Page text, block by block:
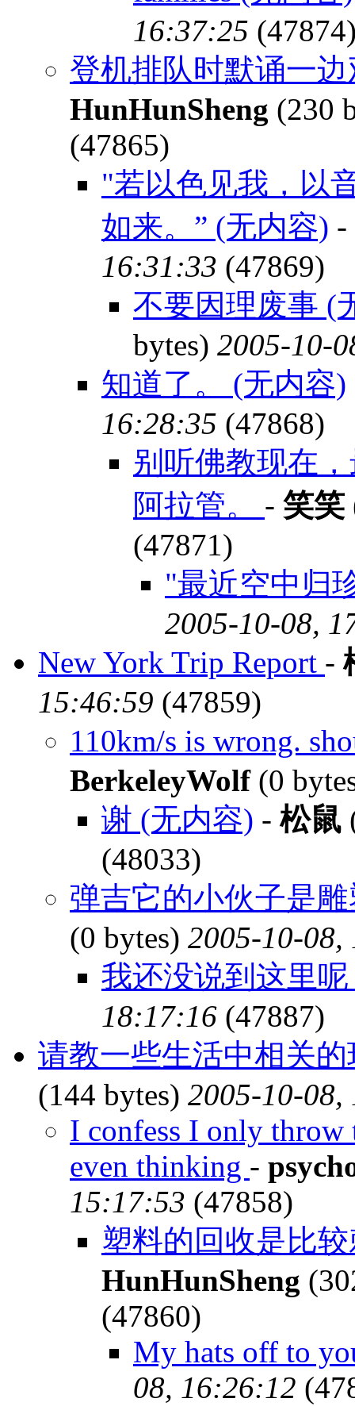
16:37:25
登机排队时默诵一
HunHunSheng (230
(47865)
"若以色见我，以
如来。” (无内容) -
16:31:33 (47869)
不要因理废事 (
bytes) 2005-10-
知道了。 (无内容)
16:28:35 (47868)
别听佛教现在
阿拉管。 - 笑笑
(47871)
"最近空中归
2005-10-08,
New York Trip Report -
15:46:59 (47859)
110km/s is wrong.
BerkeleyWolf(0
谢 (无内容) - 松鼠
(48033)
弹吉它的小伙子是
(0 bytes) 2005-10-08,
我还没说到这里
18:17:16 (47887)
请教一些生活中相关
(144 bytes) 2005-10-08,
I confess I only throw
even thinking -
15:17:53 (47858)
塑料的回收是比
HunHunSheng
(47860)
My hats off to
08, 16:26:12